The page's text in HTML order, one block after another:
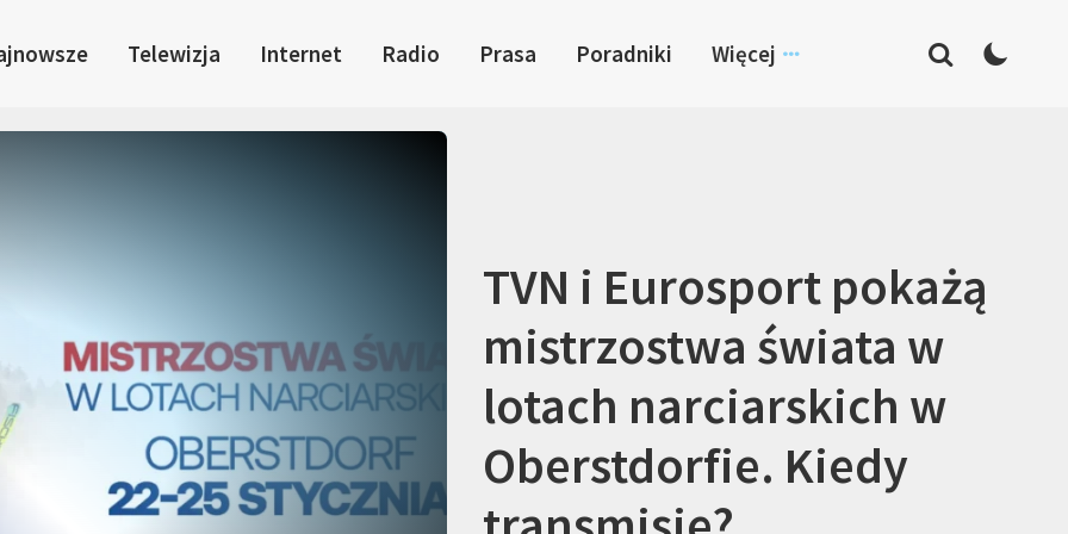
Telewizja Internet Radio Prasa Poradniki Więcej
TVN i Eurosport pokażą
mistrzostwa świata w
lotach narciarskich w
Oberstdorfie. Kiedy